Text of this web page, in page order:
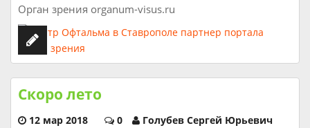
Орган зрения organum-visus.ru
Скоро лето
12 мар 2018 0 Голубев Сергей Юрьевич